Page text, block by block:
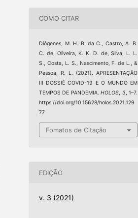
COMO CITAR
Diógenes, M. H. B. da C., Castro, A. B.
C. de, Oliveira, K. K. D. de, Silva, L. L.
S., Costa, L. S., Nascimento, F. de L., &
Pessoa, R. L. (2021). APRESENTAÇÃO
III DOSSIÊ COVID-19 E O MUNDO EM
TEMPOS DE PANDEMIA.HOLOS 3 , 1–7.
https://doi.org/10.15628/holos.2021.129
77
Fomatos de Citação
EDIÇÃO
v. 3 (2021)